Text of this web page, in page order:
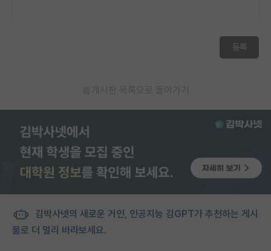
등록
게시판 목록으로 돌아가기
김박사넷의 새로운 거인, 인공지능 김GPT가 추천하는 게시
물로 더 멀리 바라보세요.